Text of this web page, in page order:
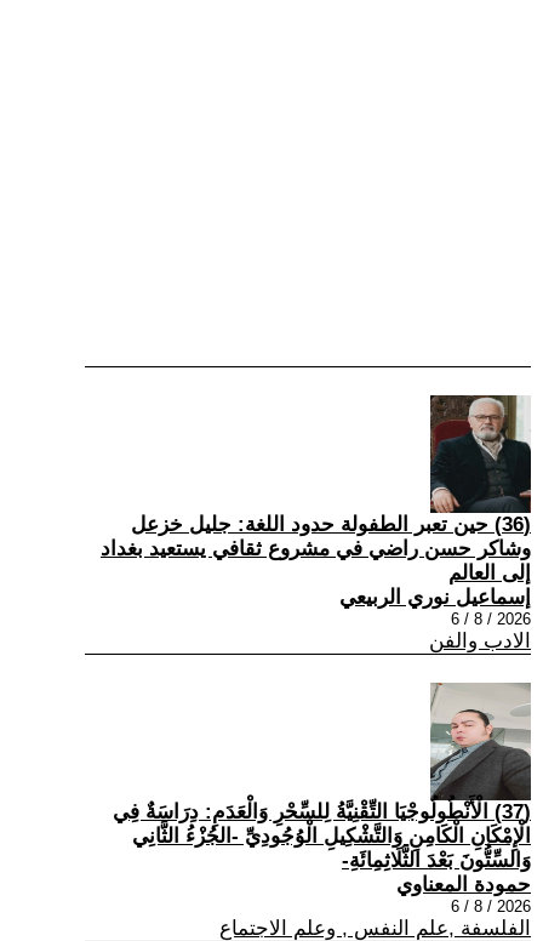
(36) حين تعبر الطفولة حدود اللغة: جليل خزعل
وشاكر حسن راضي في مشروع ثقافي يستعيد بغداد
إلى العالم
إسماعيل نوري الربيعي
2026 / 8 / 6
الادب والفن
(37) الْأَنْطُولُوجْيَا التِّقْنِيَّةُ لِلسِّحْرِ وَالْعَدَمِ: دِرَاسَةٌ فِي
الْإِمْكَانِ الْكَامِنِ وَالتَّشْكِيلِ الْوُجُودِيِّ -الجُزْءُ الثَّانِي
وَالسِّتُّونَ بَعْدَ الثَّلَاثِمِائَةِ-
حمودة المعناوي
2026 / 8 / 6
الفلسفة ,علم النفس , وعلم الاجتماع